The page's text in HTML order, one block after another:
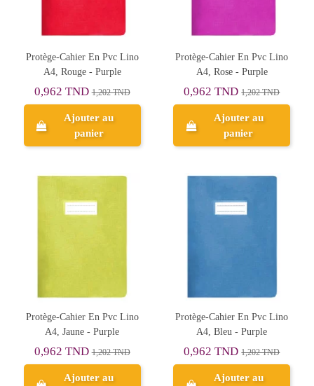
Protège-Cahier En Pvc Lino
A4, Rouge - Purple
0,962 TND1,202 TND
Ajouter au
panier
Protège-Cahier En Pvc Lino
A4, Rose - Purple
0,962 TND1,202 TND
Ajouter au
panier
Protège-Cahier En Pvc Lino
A4, Jaune - Purple
0,962 TND1,202 TND
Ajouter au
Protège-Cahier En Pvc Lino
A4, Bleu - Purple
0,962 TND1,202 TND
Ajouter au